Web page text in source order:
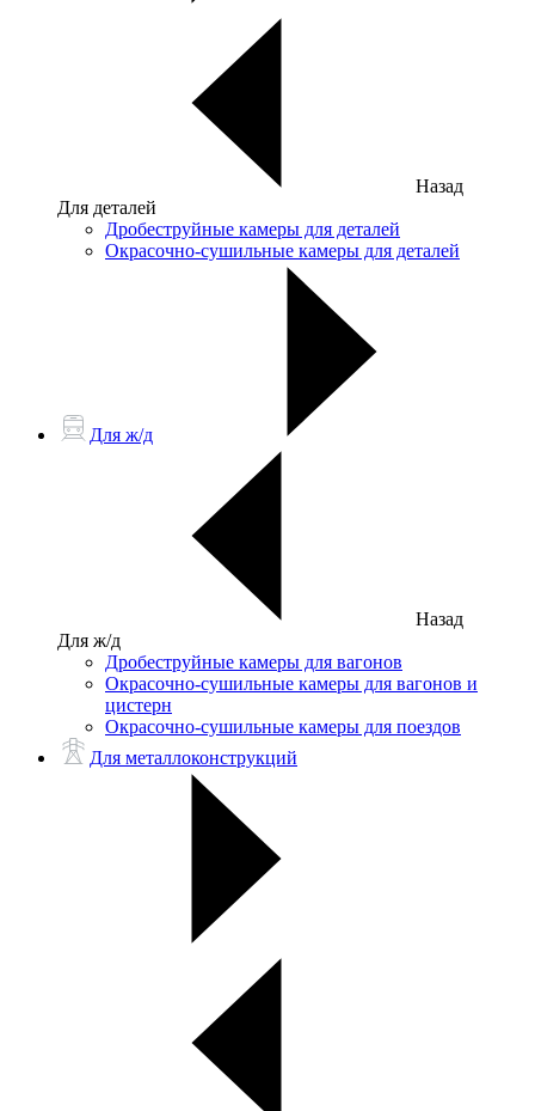
Назад
Для деталей
Дробеструйные камеры для деталей
Окрасочно-сушильные камеры для деталей
Для ж/д
Назад
Для ж/д
Дробеструйные камеры для вагонов
Окрасочно-сушильные камеры для вагонов и
цистерн
Окрасочно-сушильные камеры для поездов
Для металлоконструкций